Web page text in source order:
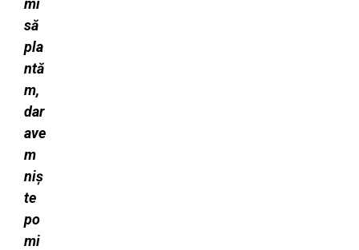
mi
să
pla
ntă
m,
dar
ave
m
niș
te
po
mi